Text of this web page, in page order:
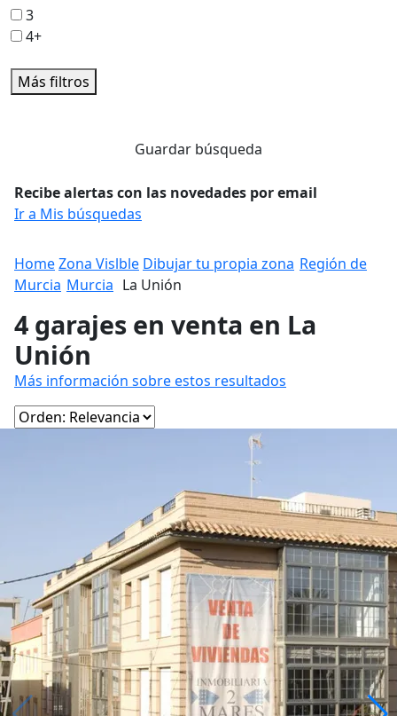
3
4+
Más filtros
Guardar búsqueda
Recibe alertas con las novedades por email
Ir a Mis búsquedas
HomeZona Vislble Dibujar tu propia zona Región de
Murcia Murcia La Unión
4 garajes en venta en La
Unión
Más información sobre estos resultados